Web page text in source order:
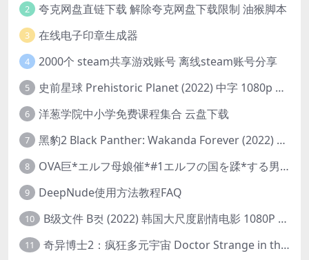
2 夸克网盘直链下载 解除夸克网盘下载限制 油猴脚本
3 在线电子印章生成器
4 2000个 steam共享游戏账号 离线steam账号分享
5 史前星球 Prehistoric Planet (2022) 中字 1080p 高清 阿里云盘 2022.5.27已更新全集
6 洋葱学院中小学免费课程集合 云盘下载
7 黑豹2 Black Panther: Wakanda Forever (2022) 高清版
8 OVA巨*エルフ母娘催*#1エルフの国を蹂*する男。汚された女王と姫
9 DeepNude使用方法教程FAQ
10 B级文件 B컷 (2022) 韩国大尺度剧情电影 1080P 中字
11 奇异博士2：疯狂多元宇宙 Doctor Strange in the Multiverse of Madness (2022) 高清版1080p